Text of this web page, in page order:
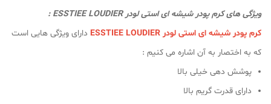
ویژگی های کرم پودر شیشه ای استی لودر ESSTIEE LOUDIER :
کرم پودر شیشه ای استی لودر ESSTIEE LOUDIER
دارای ویژگی هایی است
که به اختصار به آن اشاره می کنیم :
پوشش دهی خیلی بالا
دارای قدرت گریم بالا